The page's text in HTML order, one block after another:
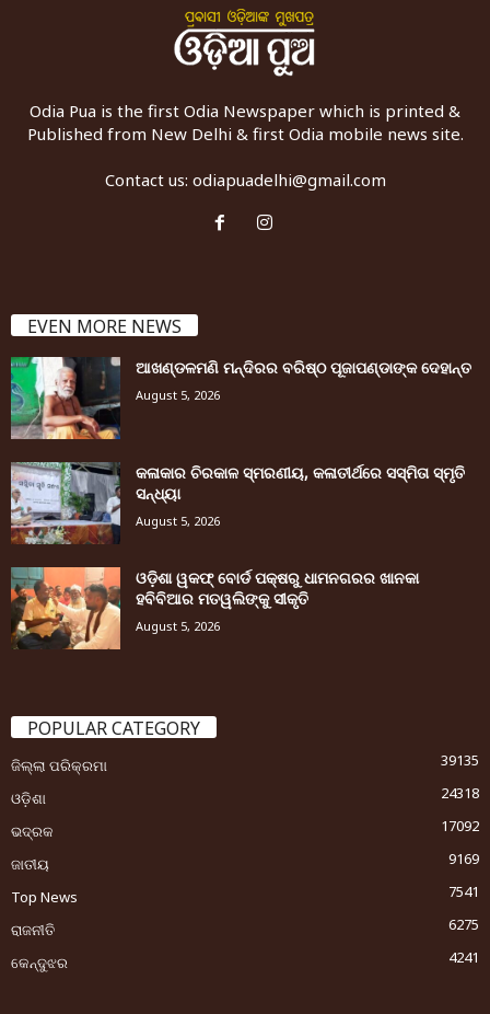
Odia Pua is the first Odia Newspaper which is printed &
Published from New Delhi & first Odia mobile news site.
Contact us: odiapuadelhi@gmail.com
EVEN MORE NEWS
ଆଖଣ୍ଡଳମଣି ମନ୍ଦିରର ବରିଷ୍ଠ ପୂଜାପଣ୍ଡାଙ୍କ ଦେହାନ୍ତ
August 5, 2026
କଳାକାର ଚିରକାଳ ସ୍ମରଣୀୟ, କଳାତୀର୍ଥରେ ସସ୍ମିତା ସ୍ମୃତି
ସନ୍ଧ୍ୟା
August 5, 2026
ଓଡ଼ିଶା ୱକଫ୍ ବୋର୍ଡ ପକ୍ଷରୁ ଧାମନଗରର ଖାନକା
ହବିବିଆର ମତୱଲିଙ୍କୁ ସୀକୃତି
August 5, 2026
POPULAR CATEGORY
ଜିଲ୍ଲା ପରିକ୍ରମା
39135
ଓଡ଼ିଶା
24318
ଭଦ୍ରକ
17092
ଜାତୀୟ
9169
Top News
7541
ରାଜନୀତି
6275
କେନ୍ଦୁଝର
4241